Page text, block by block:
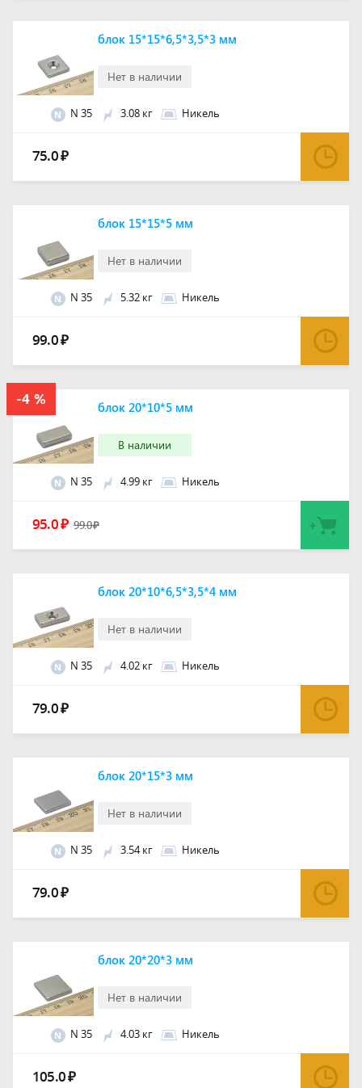
Нет в наличии
блок 15*15*6,5*3,5*3 мм
N N 35 3.08 кг Никель
75.0₽
Нет в наличии
блок 15*15*5 мм
N N 35 5.32 кг Никель
99.0₽
В наличии
блок 20*10*5 мм
N N 35 4.99 кг Никель
95.0₽ 99.0₽
Нет в наличии
блок 20*10*6,5*3,5*4 мм
N N 35 4.02 кг Никель
79.0₽
Нет в наличии
блок 20*15*3 мм
N N 35 3.54 кг Никель
79.0₽
Нет в наличии
блок 20*20*3 мм
N N 35 4.03 кг Никель
105.0₽